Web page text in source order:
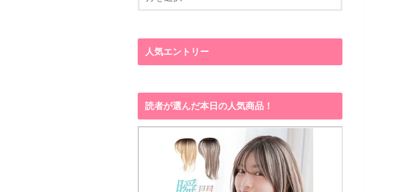
人気エントリー
読者が選んだ本日の人気商品！